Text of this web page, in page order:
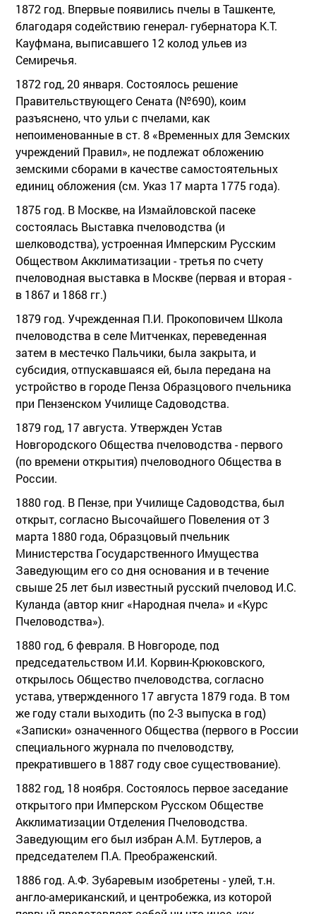
1872 год. Впервые появились пчелы в Ташкенте,
благодаря содействию генерал- губернатора К.Т.
Кауфмана, выписавшего 12 колод ульев из
Семиречья.
1872 год, 20 января. Состоялось решение
Правительствующего Сената (№690), коим
разъяснено, что ульи с пчелами, как
непоименованные в ст. 8 «Временных для Земских
учреждений Правил», не подлежат обложению
земскими сборами в качестве самостоятельных
единиц обложения (см. Указ 17 марта 1775 года).
1875 год. В Москве, на Измайловской пасеке
состоялась Выставка пчеловодства (и
шелководства), устроенная Имперским Русским
Обществом Акклиматизации - третья по счету
пчеловодная выставка в Москве (первая и вторая -
в 1867 и 1868 гг.)
1879 год. Учрежденная П.И. Прокоповичем Школа
пчеловодства в селе Митченках, переведенная
затем в местечко Пальчики, была закрыта, и
субсидия, отпускавшаяся ей, была передана на
устройство в городе Пенза Образцового пчельника
при Пензенском Училище Садоводства.
1879 год, 17 августа. Утвержден Устав
Новгородского Общества пчеловодства - первого
(по времени открытия) пчеловодного Общества в
России.
1880 год. В Пензе, при Училище Садоводства, был
открыт, согласно Высочайшего Повеления от 3
марта 1880 года, Образцовый пчельник
Министерства Государственного Имущества
Заведующим его со дня основания и в течение
свыше 25 лет был известный русский пчеловод И.С.
Куланда (автор книг «Народная пчела» и «Курс
Пчеловодства»).
1880 год, 6 февраля. В Новгороде, под
председательством И.И. Корвин-Крюковского,
открылось Общество пчеловодства, согласно
устава, утвержденного 17 августа 1879 года. В том
же году стали выходить (по 2-3 выпуска в год)
«Записки» означенного Общества (первого в России
специального журнала по пчеловодству,
прекратившего в 1887 году свое существование).
1882 год, 18 ноября. Состоялось первое заседание
открытого при Имперском Русском Обществе
Акклиматизации Отделения Пчеловодства.
Заведующим его был избран А.М. Бутлеров, а
председателем П.А. Преображенский.
1886 год. А.Ф. Зубаревым изобретены - улей, т.н.
англо-американский, и центробежка, из которой